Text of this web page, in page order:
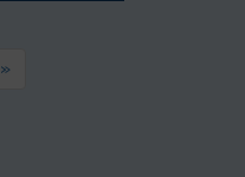
»